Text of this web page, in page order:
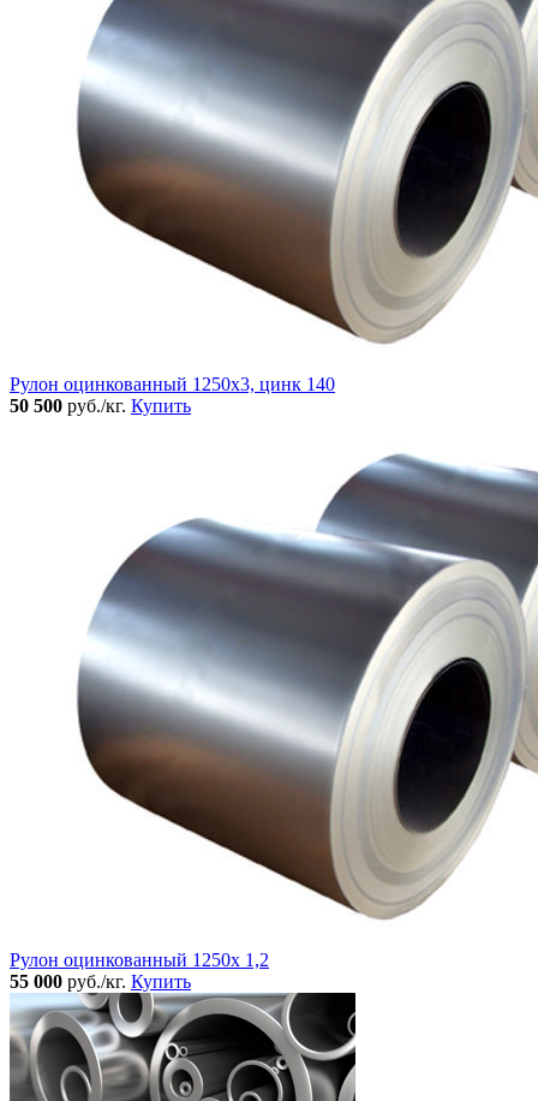
Рулон оцинкованный 1250х3, цинк 140
50 500 руб./кг. Купить
Рулон оцинкованный 1250х 1,2
55 000 руб./кг. Купить